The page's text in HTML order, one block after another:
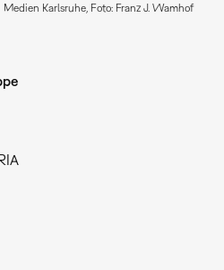
Medien Karlsruhe, Foto: Franz J. Wamhof